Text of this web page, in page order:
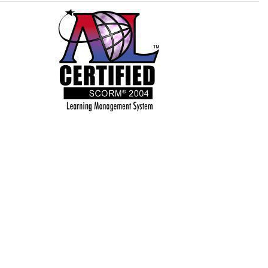
protection (EL0639.04)
informatici (ELFN01.06)